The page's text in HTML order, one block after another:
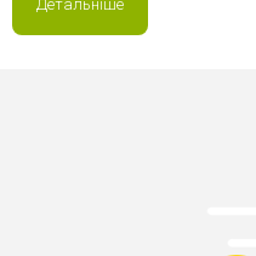
Детальніше